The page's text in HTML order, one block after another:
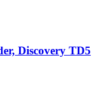
Discovery TD5